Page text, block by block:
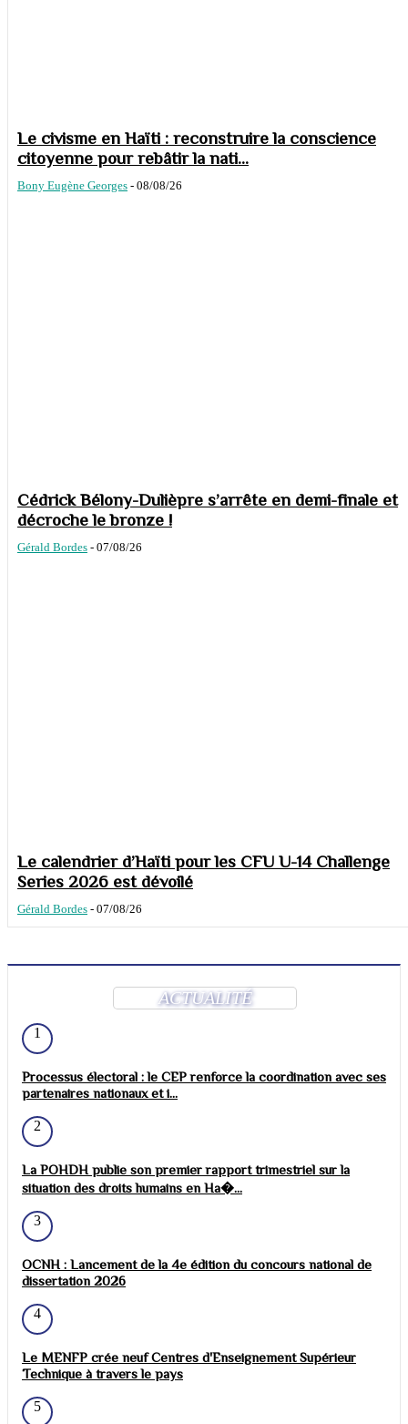
Le civisme en Haïti : reconstruire la conscience
citoyenne pour rebâtir la nati...
Bony Eugène Georges - 08/08/26
Cédrick Bélony-Dulièpre s’arrête en demi-finale et
décroche le bronze !
Gérald Bordes - 07/08/26
Le calendrier d’Haïti pour les CFU U-14 Challenge
Series 2026 est dévoilé
Gérald Bordes - 07/08/26
ACTUALITÉ
1
Processus électoral : le CEP renforce la coordination avec ses
partenaires nationaux et i...
2
La POHDH publie son premier rapport trimestriel sur la
situation des droits humains en Ha�...
3
OCNH : Lancement de la 4e édition du concours national de
dissertation 2026
4
Le MENFP crée neuf Centres d'Enseignement Supérieur
Technique à travers le pays
5